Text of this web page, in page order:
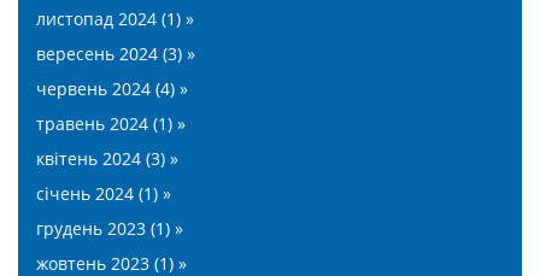
листопад 2024 (1) »
вересень 2024 (3) »
червень 2024 (4) »
травень 2024 (1) »
квітень 2024 (3) »
січень 2024 (1) »
грудень 2023 (1) »
жовтень 2023 (1) »